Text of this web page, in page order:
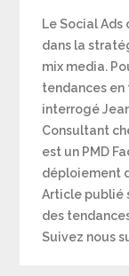
Le Social
dans la
mix media.
tendances en
interrogé
Consultant
est un PMD
déploiement
Article publié
des
Suivez nous